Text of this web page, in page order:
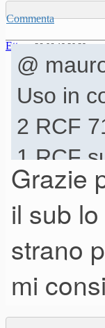
Commenta
Ettore 26-06-19 20.29
@
Uso in
2 RCF
1 RCF
Che
Chi ti
capisce
chiuso
Grazie
il sub
strano
mi